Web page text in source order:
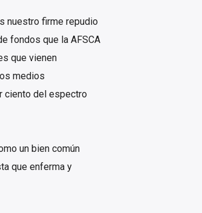
nuestro firme repudio
fondos que la AFSCA
que vienen
medios
ciento del espectro
un bien común
que enferma y